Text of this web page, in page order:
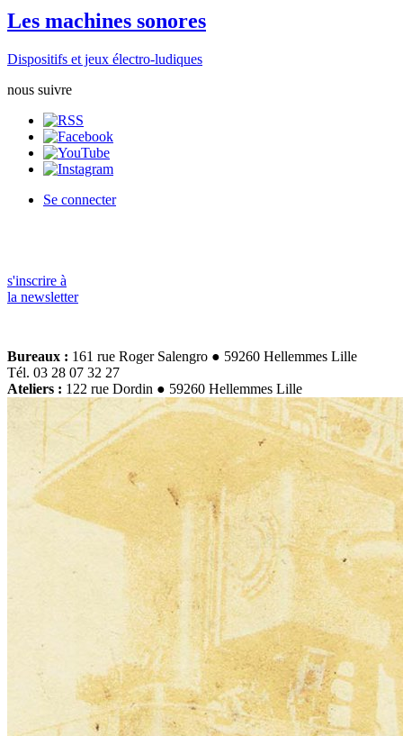
Les machines sonores
Dispositifs et jeux électro-ludiques
nous suivre
Se connecter
s'inscrire à
la newsletter
Bureaux : 161 rue Roger Salengro ● 59260 Hellemmes Lille
Tél. 03 28 07 32 27
Ateliers : 122 rue Dordin ● 59260 Hellemmes Lille